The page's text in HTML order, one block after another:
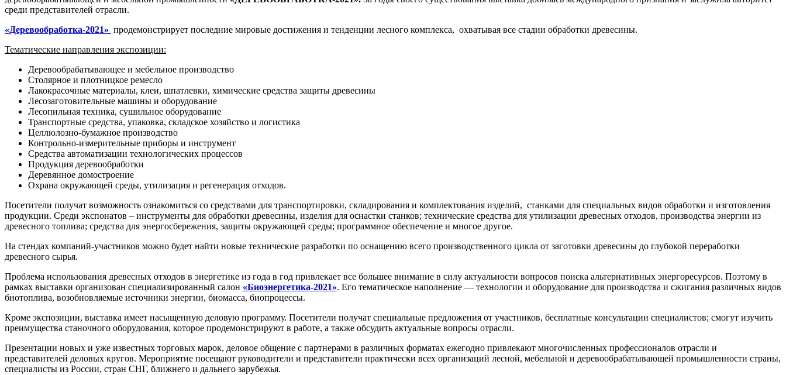
среди представителей отрасли.
«Деревообработка-2021» продемонстрирует последние мировые достижения и тенденции лесного комплекса, охватывая все стадии обработки древесины.
Тематические направления экспозиции:
Деревообрабатывающее и мебельное производство
Столярное и плотницкое ремесло
Лакокрасочные материалы, клеи, шпатлевки, химические средства защиты древесины
Лесозаготовительные машины и оборудование
Лесопильная техника, сушильное оборудование
Транспортные средства, упаковка, складское хозяйство и логистика
Целлюлозно-бумажное производство
Контрольно-измерительные приборы и инструмент
Средства автоматизации технологических процессов
Продукция деревообработки
Деревянное домостроение
Охрана окружающей среды, утилизация и регенерация отходов.
Посетители получат возможность ознакомиться со средствами для транспортировки, складирования и комплектования изделий, станками для специальных видов обработки и изготовления
продукции. Среди экспонатов – инструменты для обработки древесины, изделия для оснастки станков; технические средства для утилизации древесных отходов, производства энергии из
древесного топлива; средства для энергосбережения, защиты окружающей среды; программное обеспечение и многое другое.
На стендах компаний-участников можно будет найти новые технические разработки по оснащению всего производственного цикла от заготовки древесины до глубокой переработки
древесного сырья.
Проблема использования древесных отходов в энергетике из года в год привлекает все большее внимание в силу актуальности вопросов поиска альтернативных энергоресурсов. Поэтому в
рамках выставки организован специализированный салон «Биоэнергетика-2021». Его тематическое наполнение — технологии и оборудование для производства и сжигания различных видов
биотоплива, возобновляемые источники энергии, биомасса, биопроцессы.
Кроме экспозиции, выставка имеет насыщенную деловую программу. Посетители получат специальные предложения от участников, бесплатные консультации специалистов; смогут изучить
преимущества станочного оборудования, которое продемонстрируют в работе, а также обсудить актуальные вопросы отрасли.
Презентации новых и уже известных торговых марок, деловое общение с партнерами в различных форматах ежегодно привлекают многочисленных профессионалов отрасли и
представителей деловых кругов. Мероприятие посещают руководители и представители практически всех организаций лесной, мебельной и деревообрабатывающей промышленности страны,
специалисты из России, стран СНГ, ближнего и дальнего зарубежья.